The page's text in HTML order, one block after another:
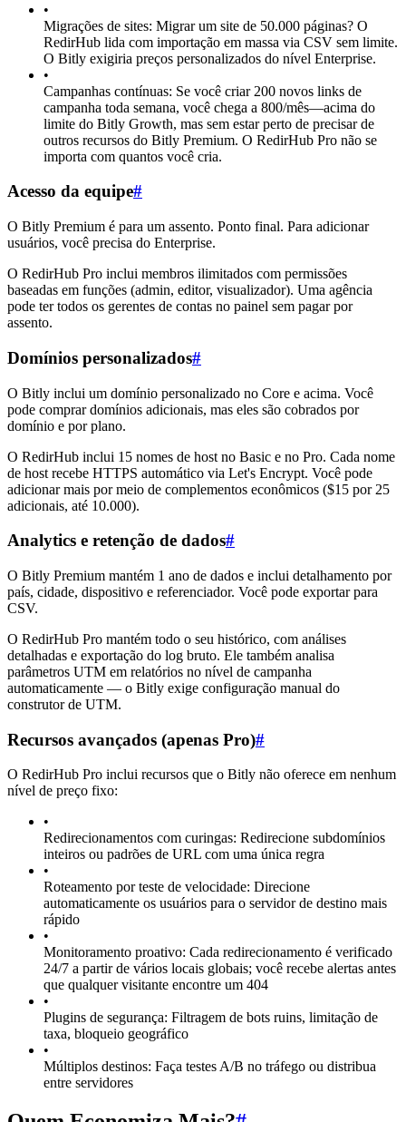
•
Migrações de sites: Migrar um site de 50.000 páginas? O
RedirHub lida com importação em massa via CSV sem limite.
O Bitly exigiria preços personalizados do nível Enterprise.
•
Campanhas contínuas: Se você criar 200 novos links de
campanha toda semana, você chega a 800/mês—acima do
limite do Bitly Growth, mas sem estar perto de precisar de
outros recursos do Bitly Premium. O RedirHub Pro não se
importa com quantos você cria.
Acesso da equipe#
O Bitly Premium é para um assento. Ponto final. Para adicionar
usuários, você precisa do Enterprise.
O RedirHub Pro inclui membros ilimitados com permissões
baseadas em funções (admin, editor, visualizador). Uma agência
pode ter todos os gerentes de contas no painel sem pagar por
assento.
Domínios personalizados#
O Bitly inclui um domínio personalizado no Core e acima. Você
pode comprar domínios adicionais, mas eles são cobrados por
domínio e por plano.
O RedirHub inclui 15 nomes de host no Basic e no Pro. Cada nome
de host recebe HTTPS automático via Let's Encrypt. Você pode
adicionar mais por meio de complementos econômicos ($15 por 25
adicionais, até 10.000).
Analytics e retenção de dados#
O Bitly Premium mantém 1 ano de dados e inclui detalhamento por
país, cidade, dispositivo e referenciador. Você pode exportar para
CSV.
O RedirHub Pro mantém todo o seu histórico, com análises
detalhadas e exportação do log bruto. Ele também analisa
parâmetros UTM em relatórios no nível de campanha
automaticamente — o Bitly exige configuração manual do
construtor de UTM.
Recursos avançados (apenas Pro)#
O RedirHub Pro inclui recursos que o Bitly não oferece em nenhum
nível de preço fixo:
•
Redirecionamentos com curingas: Redirecione subdomínios
inteiros ou padrões de URL com uma única regra
•
Roteamento por teste de velocidade: Direcione
automaticamente os usuários para o servidor de destino mais
rápido
•
Monitoramento proativo: Cada redirecionamento é verificado
24/7 a partir de vários locais globais; você recebe alertas antes
que qualquer visitante encontre um 404
•
Plugins de segurança: Filtragem de bots ruins, limitação de
taxa, bloqueio geográfico
•
Múltiplos destinos: Faça testes A/B no tráfego ou distribua
entre servidores